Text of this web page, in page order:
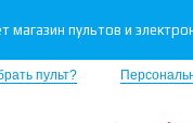
магазин пультов и
пульт?